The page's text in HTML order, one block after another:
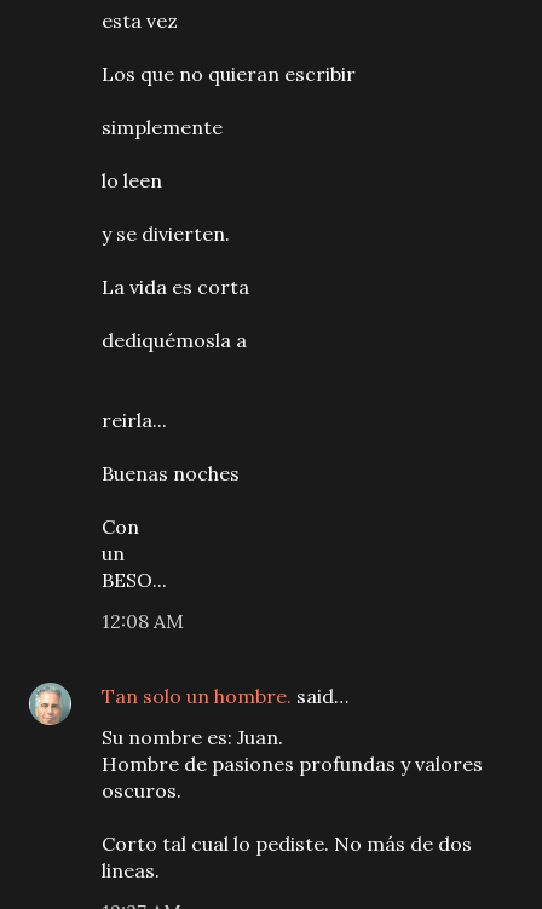
esta vez
Los que no quieran escribir
simplemente
lo leen
y se divierten.
La vida es corta
dediquémosla a
reirla...
Buenas noches
Con
un
BESO...
12:08 AM
Tan solo un hombre. said…
Su nombre es: Juan.
Hombre de pasiones profundas y valores
oscuros.
Corto tal cual lo pediste. No más de dos
lineas.